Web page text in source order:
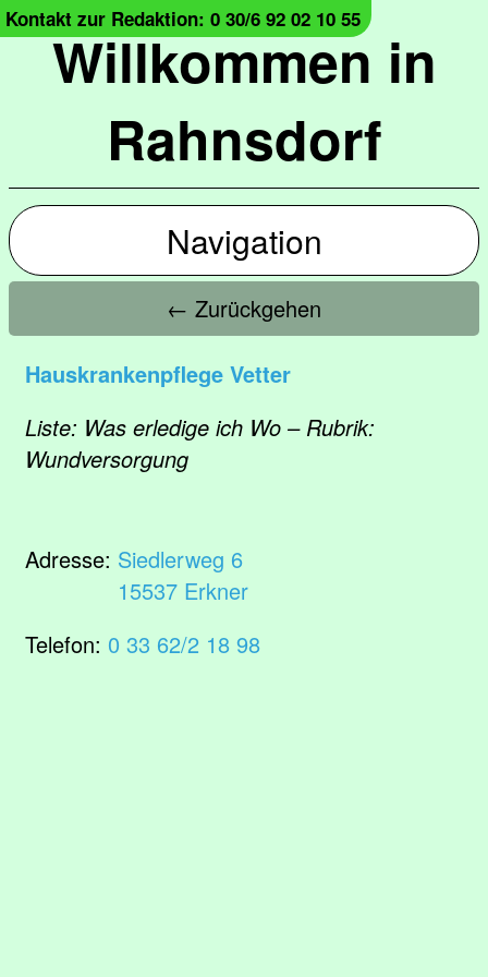
Willkommen in
Rahnsdorf
Kontakt zur Redaktion: 0 30/6 92 02 10 55
Navigation
← Zurückgehen
Hauskrankenpflege Vetter
Liste: Was erledige ich Wo – Rubrik:
Wundversorgung
Adresse: Siedlerweg 6
15537 Erkner
Telefon: 0 33 62/2 18 98